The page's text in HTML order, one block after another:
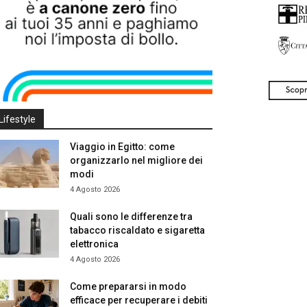
Viaggio in Egitto: come
organizzarlo nel migliore dei
modi
4 Agosto 2026
Quali sono le differenze tra
tabacco riscaldato e sigaretta
elettronica
4 Agosto 2026
Come prepararsi in modo
efficace per recuperare i debiti